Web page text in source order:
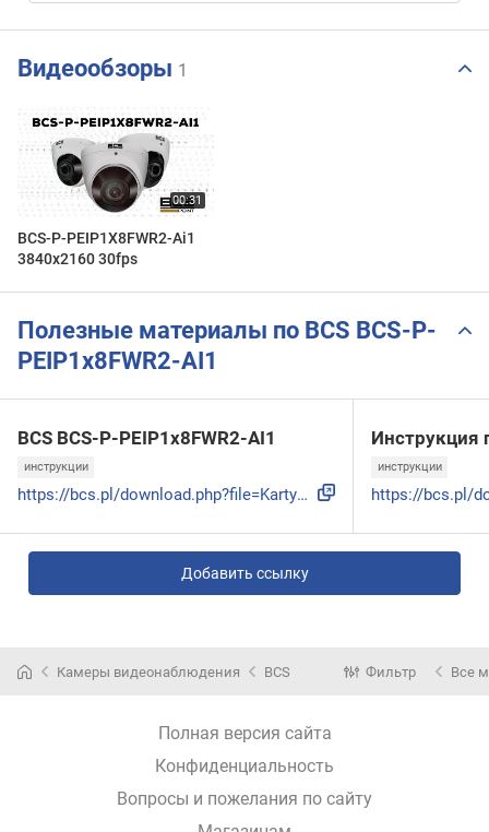
Видеообзоры 1
BCS-P-PEIP1X8FWR2-Ai1
3840x2160 30fps
Полезные материалы по BCS BCS-P-
PEIP1x8FWR2-AI1
BCS BCS-P-PEIP1x8FWR2-AI1
инструкции
https://bcs.pl/download.php?file=Karty_CE_Foto/BCS_Point/SY...
Инструкция
инструкции
Добавить ссылку
Камеры видеонаблюдения BCS Фильтр Все
Полная версия сайта
Конфиденциальность
Вопросы и пожелания по сайту